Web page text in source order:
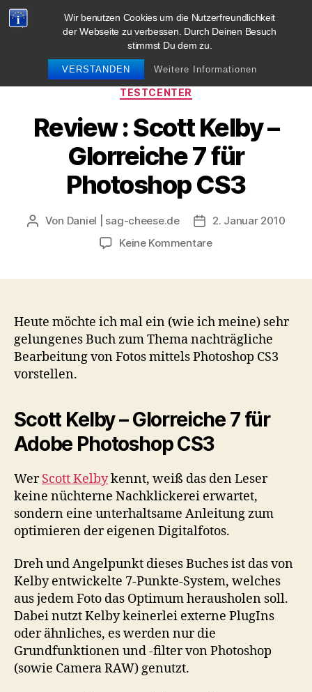
Wir benutzen Cookies um die Nutzerfreundlichkeit
der Webseite zu verbessen. Durch Deinen Besuch
stimmst Du dem zu.
VERSTANDEN Weitere Informationen
blog.sag-cheese.de
Kategorien
TESTCENTER
Review : Scott Kelby –
Glorreiche 7 für
Photoshop CS3
Beitragsautor
Von Daniel | sag-cheese.de Beitragsdatum
2. Januar 2010
Keine Kommentarezu
–
Glorreiche
für
Heute möchte ich mal ein (wie ich meine) sehr
gelungenes Buch zum Thema nachträgliche
Bearbeitung von Fotos mittels Photoshop CS3
vorstellen.
Scott Kelby – Glorreiche 7 für
Adobe Photoshop CS3
WerScott Kelbykennt, weiß das den Leser
keine nüchterne Nachklickerei erwartet,
sondern eine unterhaltsame Anleitung zum
optimieren der eigenen Digitalfotos.
Dreh und Angelpunkt dieses Buches ist das von
Kelby entwickelte 7-Punkte-System, welches
aus jedem Foto das Optimum herausholen soll.
Dabei nutzt Kelby keinerlei externe PlugIns
oder ähnliches, es werden nur die
Grundfunktionen und -filter von Photoshop
(sowie Camera RAW) genutzt.